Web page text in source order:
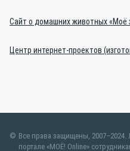
Сайт о домашних животных «Моё
Центр интернет-проектов
Все права защищены,
портале «МОЁ! Online»